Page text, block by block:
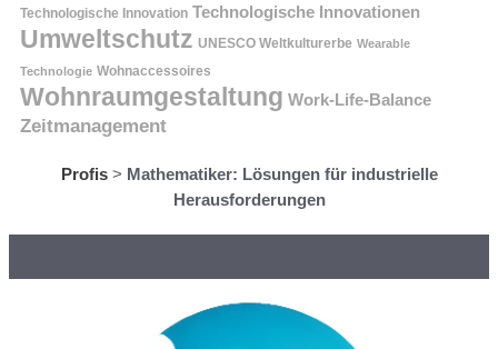
Technologische Innovation Technologische Innovationen
Umweltschutz UNESCO Weltkulturerbe Wearable
Technologie Wohnaccessoires
Wohnraumgestaltung Work-Life-Balance
Zeitmanagement
Profis> Mathematiker: Lösungen für industrielle
Herausforderungen